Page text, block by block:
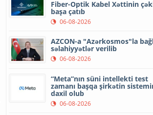
Fiber-Optik Kabel Xəttinin
başa çatıb
06-08-2026
AZCON-a "Azərkosmos"la
səlahiyyətlər verilib
06-08-2026
“Meta”nın süni intellekti test
zamanı başqa şirkətin
daxil olub
06-08-2026